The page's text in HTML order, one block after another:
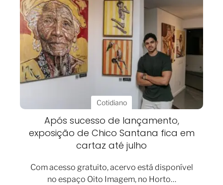
Cotidiano
Após sucesso de lançamento,
exposição de Chico Santana fica em
cartaz até julho
Com acesso gratuito, acervo está disponível
no espaço Oito Imagem, no Horto…